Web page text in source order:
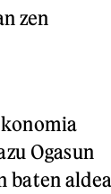
zen
Ogasun
baten